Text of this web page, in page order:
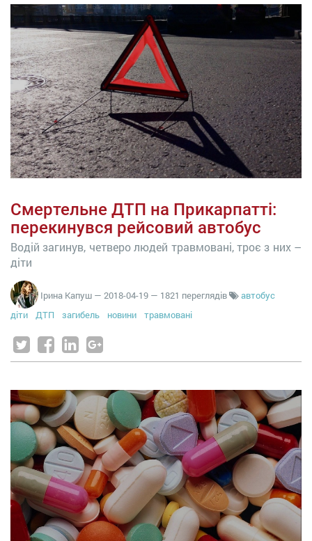
Смертельне ДТП на Прикарпатті:
перекинувся рейсовий автобус
Водій загинув, четверо людей травмовані, троє з них –
діти
Ірина Капуш — 2018-04-19 — 1821 переглядів
автобус
діти
ДТП загибель новини травмовані